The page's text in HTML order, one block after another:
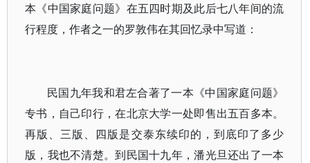
本《中国家庭问题》在五四时期及此后七八年间的流
行程度，作者之一的罗敦伟在其回忆录中写道：
民国九年我和君左合著了一本《中国家庭问题》
专书，自己印行，在北京大学一处即售出五百多本。
再版、三版、四版是交泰东续印的，到底印了多少
版，我也不清楚。到民国十九年，潘光旦还出了一本